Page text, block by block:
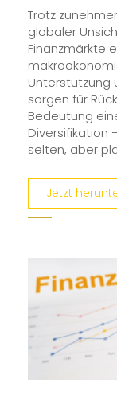
Trotz
globaler
Finanzmärkte
Unterstützung
sorgen für
Bedeutung
Diversifikation
selten, aber
Jetzt